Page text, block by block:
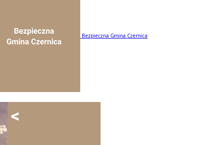
Bezpieczna Gmina Czernica